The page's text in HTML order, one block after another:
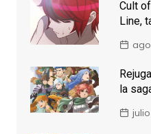
Cult
Line,
la